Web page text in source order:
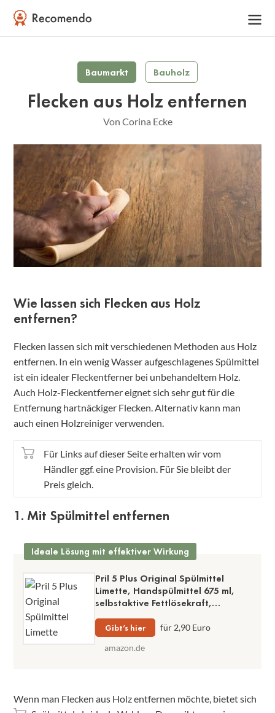
Baumarkt Bauholz
Flecken aus Holz entfernen
Von Corina Ecke
Wie lassen sich Flecken aus Holz
entfernen?
Flecken lassen sich mit verschiedenen Methoden aus Holz
entfernen. In ein wenig Wasser aufgeschlagenes Spülmittel
ist ein idealer Fleckentferner bei unbehandeltem Holz.
Auch Holz-Fleckentferner eignet sich sehr gut für die
Entfernung hartnäckiger Flecken. Alternativ kann man
auch einen Holzreiniger verwenden.
Für Links auf dieser Seite erhalten wir vom
Händler ggf. eine Provision. Für Sie bleibt der
Preis gleich.
1. Mit Spülmittel entfernen
Ideale Lösung mit effektiver Wirkung
Pril 5 Plus Original Spülmittel
Limette, Handspülmittel 675 ml,
selbstaktive Fettlösekraft,
verschiedene Duftrichtungen
erhältlich
Gibt’s hier
für 2,90 Euro
amazon.de
Wenn man Flecken aus Holz entfernen möchte, bietet sich